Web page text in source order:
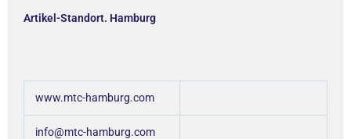
Artikel-Standort. Hamburg
www.mtc-hamburg.com
info@mtc-hamburg.com